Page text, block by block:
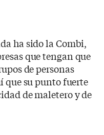
ha sido la Combi,
que tengan que
de personas
que su punto fuerte
de maletero y de